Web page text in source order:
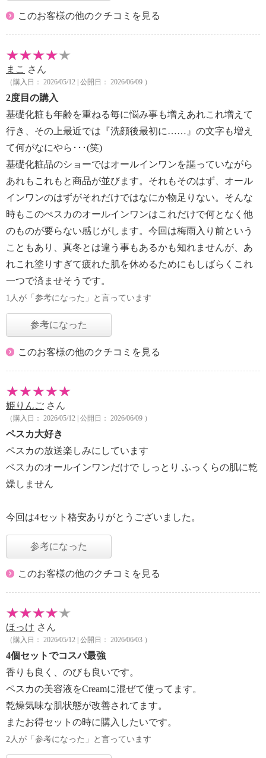
このお客様の他のクチコミを見る
まこ さん
（購入日： 2026/05/12 | 公開日： 2026/06/09 ）
2度目の購入
基礎化粧も年齢を重ねる毎に悩み事も増えあれこれ増えて
行き、その上最近では『洗顔後最初に……』の文字も増え
て何がなにやら･･･(笑)
基礎化粧品のショーではオールインワンを謳っていながら
あれもこれもと商品が並びます。それもそのはず、オール
インワンのはずがそれだけではなにか物足りない。そんな
時もこのぺスカのオールインワンはこれだけで何となく他
のものが要らない感じがします。今回は梅雨入り前という
こともあり、真冬とは違う事もあるかも知れませんが、あ
れこれ塗りすぎて疲れた肌を休めるためにもしばらくこれ
一つで済ませそうです。
1人が「参考になった」と言っています
参考になった
このお客様の他のクチコミを見る
姫りんご さん
（購入日： 2026/05/12 | 公開日： 2026/06/09 ）
ペスカ大好き
ペスカの放送楽しみにしています
ペスカのオールインワンだけで しっとり ふっくらの肌に乾
燥しません
今回は4セット格安ありがとうございました。
参考になった
このお客様の他のクチコミを見る
ほっけ さん
（購入日： 2026/05/12 | 公開日： 2026/06/03 ）
4個セットでコスパ最強
香りも良く、のびも良いです。
ペスカの美容液をCreamに混ぜて使ってます。
乾燥気味な肌状態が改善されてます。
またお得セットの時に購入したいです。
2人が「参考になった」と言っています